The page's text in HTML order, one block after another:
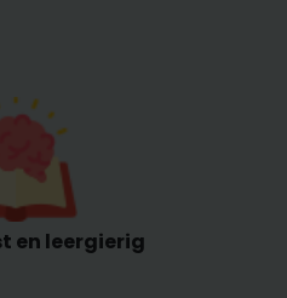
en leergierig